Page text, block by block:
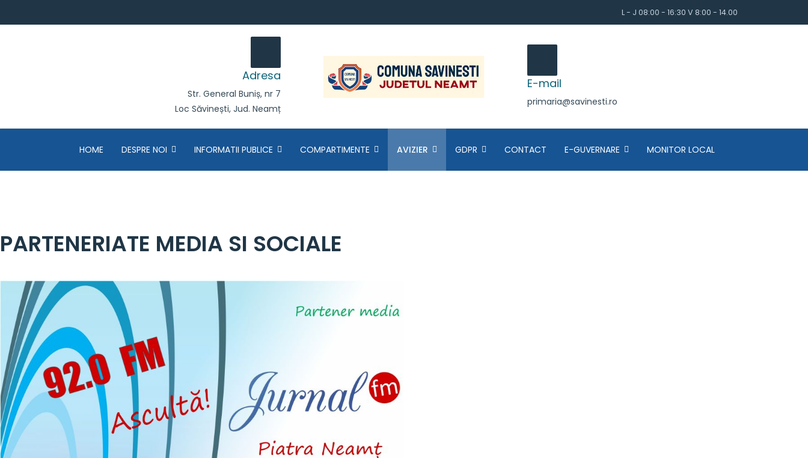
L - J 08:00 - 16:30 V 8:00 - 14.00
Adresa
Str. General Buniș, nr 7
Loc Săvinești, Jud. Neamț
E-mail
primaria@savinesti.ro
HOME DESPRE NOI INFORMATII PUBLICE COMPARTIMENTE AVIZIER GDPR CONTACT E-GUVERNARE MONITOR LOCAL
PARTENERIATE MEDIA SI SOCIALE